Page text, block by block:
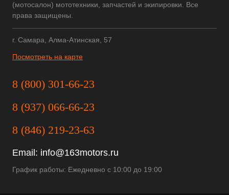
(мотосалон) мототехники, запчастей и экипировки. Все
права защищены.
г. Самара, Алма-Атинская, 57
Посмотреть на карте
8 (800) 301-66-23
8 (937) 066-66-23
8 (846) 219-23-63
Email: info@163motors.ru
График работы: Ежедневно с 10:00 до 19:00